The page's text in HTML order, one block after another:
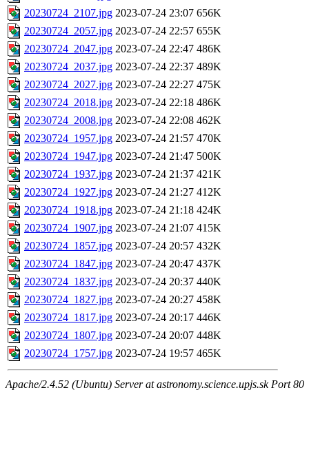
20230724_2107.jpg 2023-07-24 23:07 656K
20230724_2057.jpg 2023-07-24 22:57 655K
20230724_2047.jpg 2023-07-24 22:47 486K
20230724_2037.jpg 2023-07-24 22:37 489K
20230724_2027.jpg 2023-07-24 22:27 475K
20230724_2018.jpg 2023-07-24 22:18 486K
20230724_2008.jpg 2023-07-24 22:08 462K
20230724_1957.jpg 2023-07-24 21:57 470K
20230724_1947.jpg 2023-07-24 21:47 500K
20230724_1937.jpg 2023-07-24 21:37 421K
20230724_1927.jpg 2023-07-24 21:27 412K
20230724_1918.jpg 2023-07-24 21:18 424K
20230724_1907.jpg 2023-07-24 21:07 415K
20230724_1857.jpg 2023-07-24 20:57 432K
20230724_1847.jpg 2023-07-24 20:47 437K
20230724_1837.jpg 2023-07-24 20:37 440K
20230724_1827.jpg 2023-07-24 20:27 458K
20230724_1817.jpg 2023-07-24 20:17 446K
20230724_1807.jpg 2023-07-24 20:07 448K
20230724_1757.jpg 2023-07-24 19:57 465K
Apache/2.4.52 (Ubuntu) Server at astronomy.science.upjs.sk Port 80